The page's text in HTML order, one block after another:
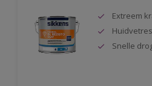
Extreem
Snelle